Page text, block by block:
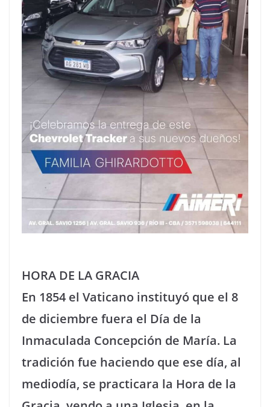
HORA DE LA GRACIA
En 1854 el Vaticano instituyó que el 8
de diciembre fuera el Día de la
Inmaculada Concepción de María. La
tradición fue haciendo que ese día, al
mediodía, se practicara la Hora de la